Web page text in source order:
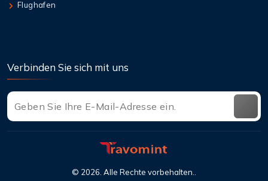
Flughafen
Verbinden Sie sich mit uns
© 2026. Alle Rechte vorbehalten..